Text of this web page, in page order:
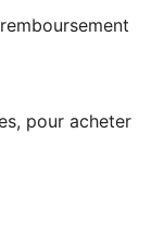
pour acheter